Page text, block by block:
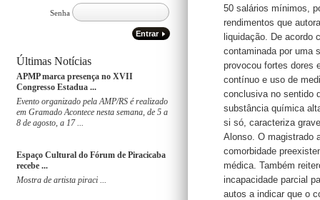
Senha
Entrar
Últimas Notícias
APMP marca presença no XVII
Congresso Estadua ...
Evento organizado pela AMP/RS é realizado
em Gramado Acontece nesta semana, de 5 a
8 de agosto, a 17 ...
Espaço Cultural do Fórum de Piracicaba
recebe ...
Mostra de artista piraci ...
50 salários mínimos,
rendimentos que
liquidação. De acordo
contaminada por uma
provocou fortes dores
contínuo e uso de
conclusiva no sentido
substância química
si só, caracteriza
Alonso. O magistrado
comorbidade
médica. Também
incapacidade parcial
autos a indicar que o